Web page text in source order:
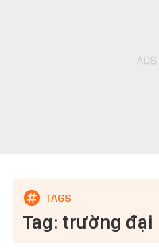
Tag: trường đại